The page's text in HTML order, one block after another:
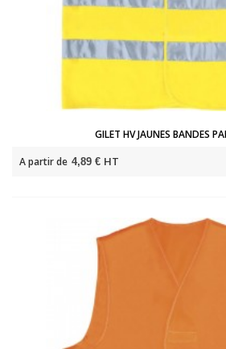
GILET HV JAUNES BANDES
A partir de 4,89 € HT